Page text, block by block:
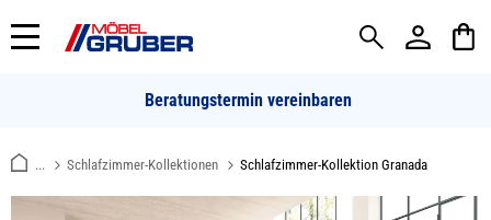
springen
Beratungstermin vereinbaren
... Schlafzimmer-Kollektionen Schlafzimmer-Kollektion Granada